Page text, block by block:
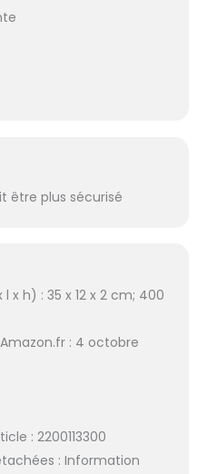
être plus sécurisé
x h) : 35 x 12 x 2 cm; 400
: 4 octobre
: 2200113300
: Information